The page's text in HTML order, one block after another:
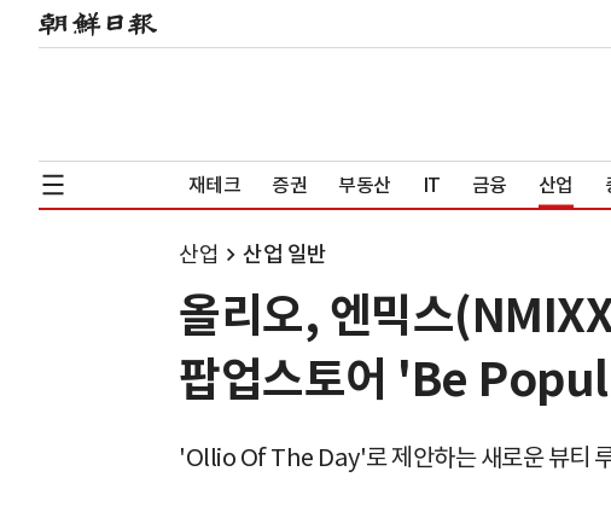
재테크 증권 부동산 IT 금융 산업
산업 산업 일반
올리오, 엔믹스
팝업스토어 'Be
'Ollio Of The Day'로 제안하는 새로운 뷰티